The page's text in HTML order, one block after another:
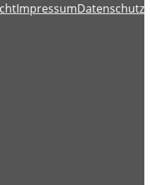
ImpressumDatenschutz